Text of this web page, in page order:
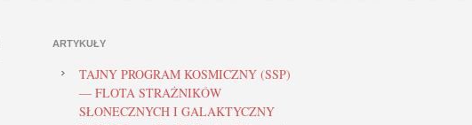
ARTYKUŁY
TAJNY PROGRAM KOSMICZNY (SSP)
— FLOTA STRAŻNIKÓW
SŁONECZNYCH I GALAKTYCZNY